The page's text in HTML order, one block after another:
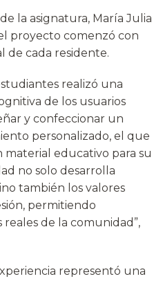
la asignatura, María Julia
proyecto comenzó con
de cada residente.
realizó una
de los usuarios
y confeccionar un
personalizado, el que
educativo para su
no solo desarrolla
también los valores
permitiendo
de la comunidad”,
representó una